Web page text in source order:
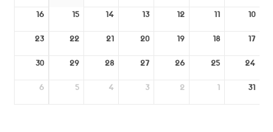
10
11
12
13
14
15
16
17
18
19
20
21
22
23
24
25
26
27
28
29
30
31
1
2
3
4
5
6